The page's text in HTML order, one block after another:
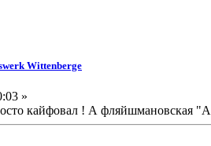
Wittenberge
»
кайфовал ! А фляйшмановская